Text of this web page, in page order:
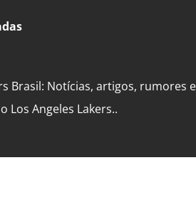
Brasil: Notícias, artigos, rumores e
Los Angeles Lakers..